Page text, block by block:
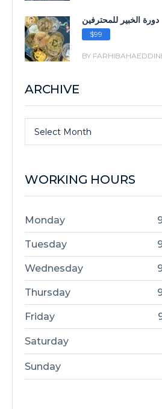
دورة الخبير للمحترفين
$99
BY
ARCHIVE
Select Month
WORKING HOURS
Monday
Tuesday
Wednesday
Thursday
Friday
Saturday
Sunday